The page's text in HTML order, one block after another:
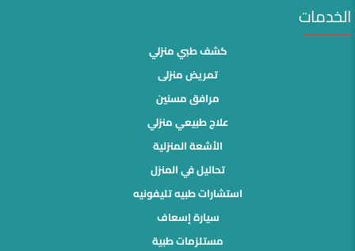
الخدمات
كشف طبي منزلي
تمريض منزلى
مرافق مسنين
علاج طبيعي منزلي
الأشعة المنزلية
تحاليل في المنزل
استشارات طبيه تليفونيه
سيارة إسعاف
مستلزمات طبية